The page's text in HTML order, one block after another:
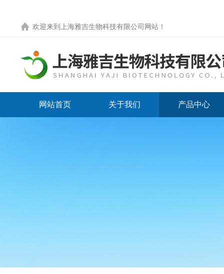
欢迎来到 上海雅吉生物科技有限公司网站 ！
网站首页 关于我们 产品中心